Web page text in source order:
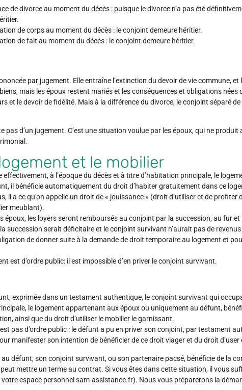
de divorce au moment du décès : puisque le divorce n’a pas été
de corps au moment du décès : le conjoint demeure héritier.
de fait au moment du décès : le conjoint demeure héritier.
par jugement. Elle entraîne l’extinction du devoir de vie commune,
mais les époux restent mariés et les conséquences et obligations nées
et le devoir de fidélité. Mais à la différence du divorce, le conjoint séparé
pas d’un jugement. C’est une situation voulue par les époux, qui ne
et le mobilier
à l’époque du décès et à titre d’habitation principale, le
il bénéficie automatiquement du droit d’habiter gratuitement dans ce
il a ce qu’on appelle un droit de « jouissance » (droit d’utiliser et de profiter
meublant).
époux, les loyers seront remboursés au conjoint par la succession, au fur et
succession serait déficitaire et le conjoint survivant n’aurait pas de
de donner suite à la demande de droit temporaire au logement et
est d’ordre public: il est impossible d’en priver le conjoint survivant.
exprimée dans un testament authentique, le conjoint survivant qui
le logement appartenant aux époux ou uniquement au défunt,
ainsi que du droit d’utiliser le mobilier le garnissant.
pas d’ordre public : le défunt a pu en priver son conjoint, par testament
manifester son intention de bénéficier de ce droit viager et du droit d’user
au défunt, son conjoint survivant, ou son partenaire pacsé, bénéficie de la
mettre un terme au contrat. Si vous êtes dans cette situation, il vous
espace personnel sam-assistance.fr). Nous vous préparerons la